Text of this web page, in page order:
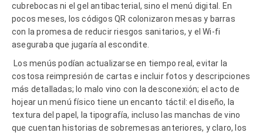
cubrebocas ni el gel antibacterial, sino el menú digital. En
pocos meses, los códigos QR colonizaron mesas y barras
con la promesa de reducir riesgos sanitarios, y el Wi-fi
aseguraba que jugaría al escondite.
Los menús podían actualizarse en tiempo real, evitar la
costosa reimpresión de cartas e incluir fotos y descripciones
más detalladas; lo malo vino con la desconexión; el acto de
hojear un menú físico tiene un encanto táctil: el diseño, la
textura del papel, la tipografía, incluso las manchas de vino
que cuentan historias de sobremesas anteriores, y claro, los